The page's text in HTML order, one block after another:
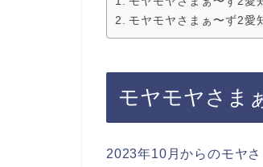
モヤモヤさまぁ〜ず2愛
モヤモヤさま
2023年10月からのモヤ